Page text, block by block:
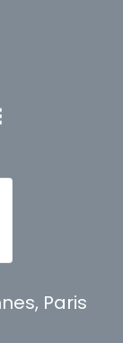
Paris